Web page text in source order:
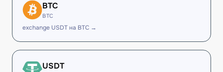
BTC
BTC
exchange USDT на BTC →
USDT